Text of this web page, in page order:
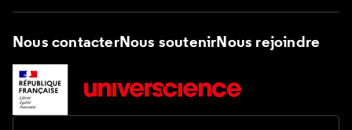
Nous contacterNous soutenirNous rejoindre